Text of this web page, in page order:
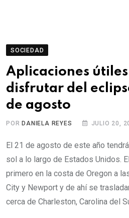
SOCIEDAD
Aplicaciones
disfrutar del
de agosto
POR DANIELA REYES JULIO 20,
El 21 de agosto de este año
sol a lo largo de Estados Unidos.
primero en la costa de Oregon a
City y Newport y de ahí se
cerca de Charleston, Carolina del